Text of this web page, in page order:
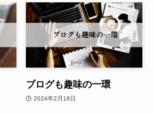
ブログも趣味の一環
2024年2月18日